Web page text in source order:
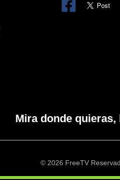
Mira donde
© 2026 FreeTV